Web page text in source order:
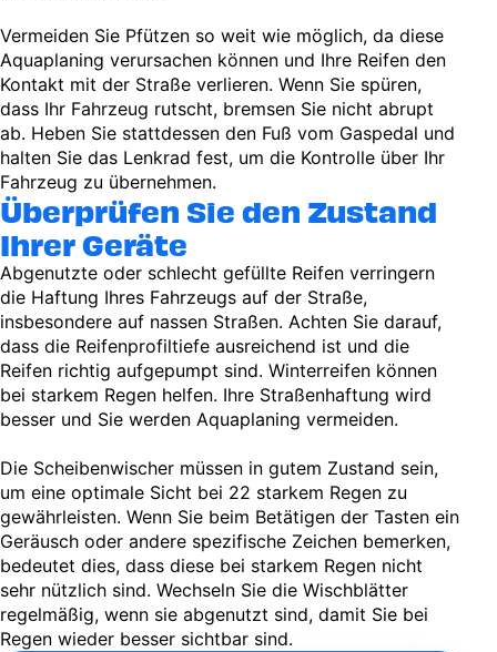
Vermeiden Sie Pfützen so weit wie möglich, da diese
Aquaplaning verursachen können und Ihre Reifen den
Kontakt mit der Straße verlieren. Wenn Sie spüren,
dass Ihr Fahrzeug rutscht, bremsen Sie nicht abrupt
ab. Heben Sie stattdessen den Fuß vom Gaspedal und
halten Sie das Lenkrad fest, um die Kontrolle über Ihr
Fahrzeug zu übernehmen.
Überprüfen Sie den Zustand
Ihrer Geräte
Abgenutzte oder schlecht gefüllte Reifen verringern
die Haftung Ihres Fahrzeugs auf der Straße,
insbesondere auf nassen Straßen. Achten Sie darauf,
dass die Reifenprofiltiefe ausreichend ist und die
Reifen richtig aufgepumpt sind. Winterreifen können
bei starkem Regen helfen. Ihre Straßenhaftung wird
besser und Sie werden Aquaplaning vermeiden.
Die Scheibenwischer müssen in gutem Zustand sein,
um eine optimale Sicht bei 22 starkem Regen zu
gewährleisten. Wenn Sie beim Betätigen der Tasten ein
Geräusch oder andere spezifische Zeichen bemerken,
bedeutet dies, dass diese bei starkem Regen nicht
sehr nützlich sind. Wechseln Sie die Wischblätter
regelmäßig, wenn sie abgenutzt sind, damit Sie bei
Regen wieder besser sichtbar sind.